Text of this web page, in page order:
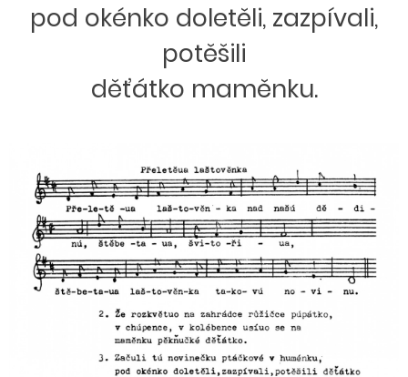
pod okénko doletěli, zazpívali,
potěšili
děťátko maměnku.